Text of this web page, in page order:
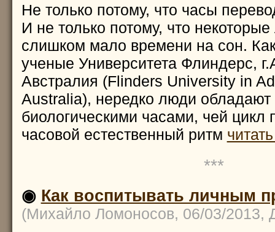
Не только потому, что часы
И не только потому, что
слишком мало времени на сон.
ученые Университета Флиндерс,
Австралия (Flinders University in
Australia), нередко люди
биологическими часами, чей цикл
часовой естественный ритм
***
◉ Как воспитывать личным
(Михайло Ломоносов, 06/03/2013,